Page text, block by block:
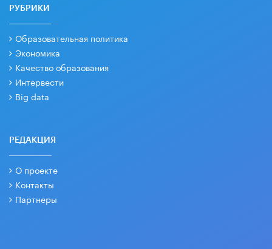
РУБРИКИ
Образовательная политика
Экономика
Качество образования
Интервести
Big data
РЕДАКЦИЯ
О проекте
Контакты
Партнеры